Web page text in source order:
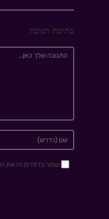
כתיבת תגובה
שמור בדפדפן זה את